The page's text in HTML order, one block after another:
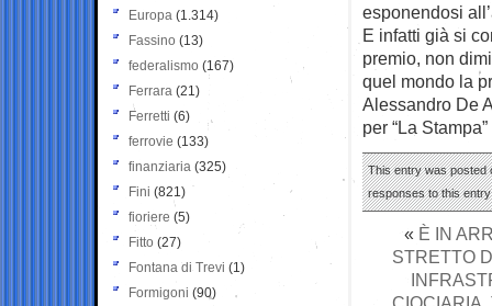
esponendosi
E infatti già si
premio, non
quel mondo la
Alessandro De
per “La Stampa”
This entry was posted
responses to this
« È IN
STRETTO
Europa (1.314)
Fassino (13)
federalismo (167)
Ferrara (21)
Ferretti (6)
ferrovie (133)
finanziaria (325)
Fini (821)
fioriere (5)
Fitto (27)
Fontana di Trevi (1)
Formigoni (90)